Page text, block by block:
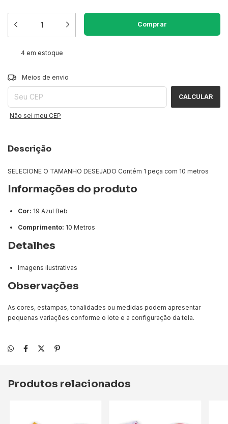
4em estoque
Entregas para o CEP:
Meios de envio
CALCULAR
Não sei meu CEP
Descrição
SELECIONE O TAMANHO DESEJADO Contém 1 peça com 10 metros
Informações do produto
Cor: 19 Azul Beb
Comprimento: 10 Metros
Detalhes
Imagens ilustrativas
Observações
As cores, estampas, tonalidades ou medidas podem apresentar
pequenas variações conforme o lote e a configuração da tela.
Produtos relacionados